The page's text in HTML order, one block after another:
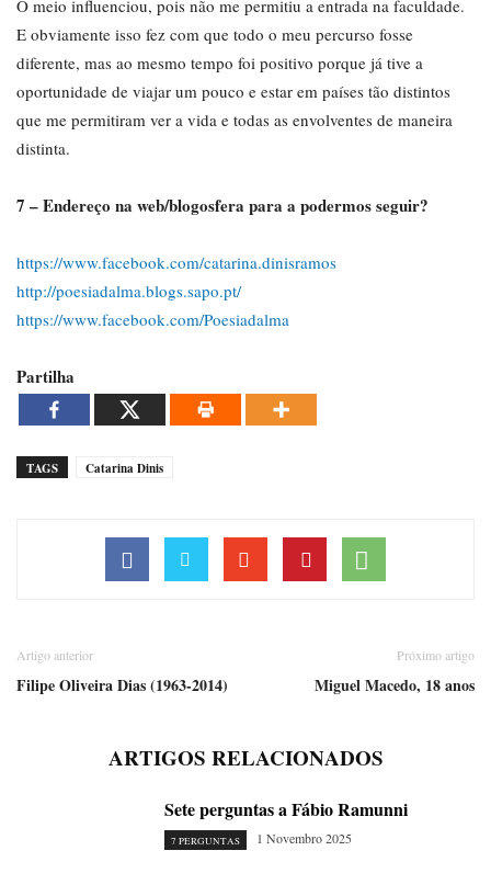
O meio influenciou, pois não me permitiu a entrada na faculdade.
E obviamente isso fez com que todo o meu percurso fosse
diferente, mas ao mesmo tempo foi positivo porque já tive a
oportunidade de viajar um pouco e estar em países tão distintos
que me permitiram ver a vida e todas as envolventes de maneira
distinta.
7 – Endereço na web/blogosfera para a podermos seguir?
https://www.facebook.com/catarina.dinisramos
http://poesiadalma.blogs.sapo.pt/
https://www.facebook.com/Poesiadalma
Partilha
TAGS Catarina Dinis
Artigo anterior
Filipe Oliveira Dias (1963-2014)
Próximo artigo
Miguel Macedo, 18 anos
ARTIGOS RELACIONADOS
Sete perguntas a Fábio Ramunni
7 PERGUNTAS 1 Novembro 2025